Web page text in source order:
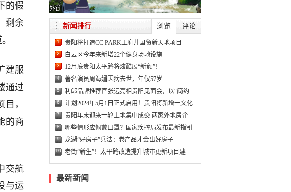
的假
剩余
建服
通过
，
的商
交航
与运
外链
浏览 评论
新闻排行
1 贵阳将打造CC PARK王府井国贸新天地项目
2 白云区今年来新增22个健身场地设施
3 12月底贵阳太平路将炫酷展“新颜”！
4 著名演员周海媚因病去世，年仅57岁
5 利郎品牌推荐官张远亮相贵阳见面会，以“简约
6 计划2024年5月1日正式启用！贵阳将新增一文化
7 贵阳年末迎来一轮土地集中成交 两家外地房企
8 哪些情形应佩戴口罩？国家疾控局发布最新指引
9 龙湖“好房子”兵法：卷产品才会出好房子
10 老街“新生”！太平路改造提升城市更新项目建
最新新闻